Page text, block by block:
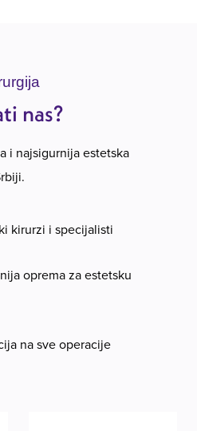
nas?
i najsigurnija estetska
kirurzi i specijalisti
oprema za estetsku
na sve operacije